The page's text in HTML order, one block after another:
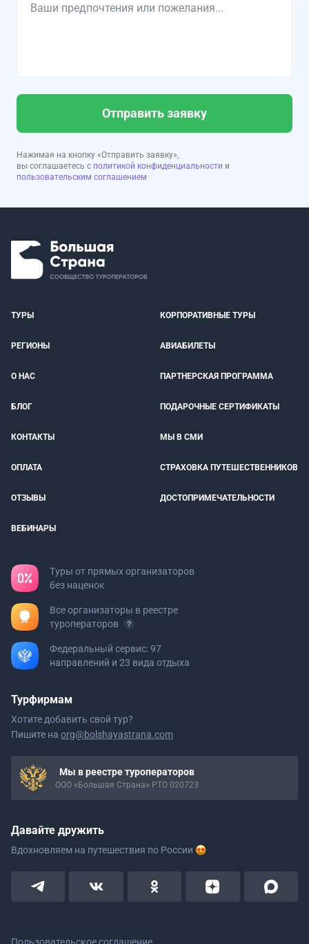
Отправить заявку
Нажимая на кнопку «Отправить заявку»,
вы соглашаетесь с политикой конфиденциальности и
пользовательским соглашением
ТУРЫ КОРПОРАТИВНЫЕ ТУРЫ
РЕГИОНЫ АВИАБИЛЕТЫ
О НАС ПАРТНЕРСКАЯ ПРОГРАММА
БЛОГ ПОДАРОЧНЫЕ СЕРТИФИКАТЫ
КОНТАКТЫ МЫ В СМИ
ОПЛАТА СТРАХОВКА ПУТЕШЕСТВЕННИКОВ
ОТЗЫВЫ ДОСТОПРИМЕЧАТЕЛЬНОСТИ
ВЕБИНАРЫ
Туры от прямых организаторов
без наценок
Все организаторы в реестре
туроператоров
Федеральный сервис: 97
направлений и 23 вида отдыха
Турфирмам
Хотите добавить свой тур?
Пишите на org@bolshayastrana.com
Мы в реестре туроператоров
ООО «Большая Страна» РТО 020723
Давайте дружить
Вдохновляем на путешествия по России
Пользовательское соглашение